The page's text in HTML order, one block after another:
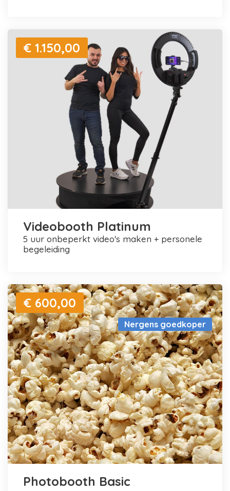
€ 1.150,00
Videobooth Platinum
5 uur onbeperkt video's maken + personele
begeleiding
Nergens goedkoper
€ 600,00
Photobooth Basic